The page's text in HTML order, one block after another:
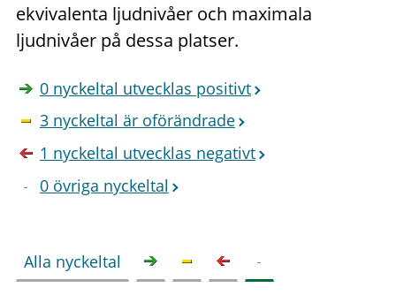
ekvivalenta ljudnivåer och maximala
ljudnivåer på dessa platser.
0 nyckeltal utvecklas positivt
3 nyckeltal är oförändrade
1 nyckeltal utvecklas negativt
0 övriga nyckeltal
Alla nyckeltal